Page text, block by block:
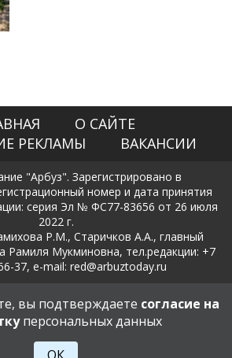
О САЙТЕ
РЕКЛАМЫ
ВАКАНСИИ
"Арбуз". Зарегистрировано в
номер и дата принятия
серия Эл № ФС77-83656 от 26 июля
2022 г.
Р.М., Старичков А.А., главный
Рамиля Мукминовна, тел.редакции: +7
37, e-mail: red@arbuztoday.ru
обработки и защиты персональных
данных
18+
вы подтверждаете согласие на
персональных данных